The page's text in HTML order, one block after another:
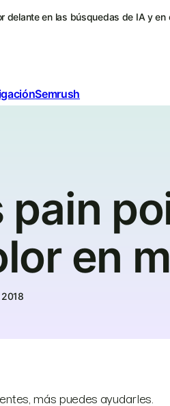
delante en las búsquedas de IA y en
Semrush
pain
en
más puedes ayudarles.